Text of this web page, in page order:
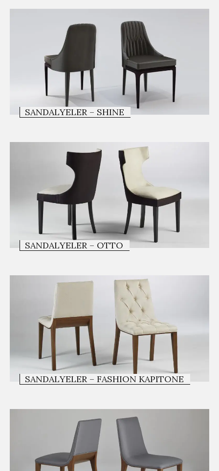
SANDALYELER – SHINE
SANDALYELER – OTTO
SANDALYELER – FASHION KAPITONE